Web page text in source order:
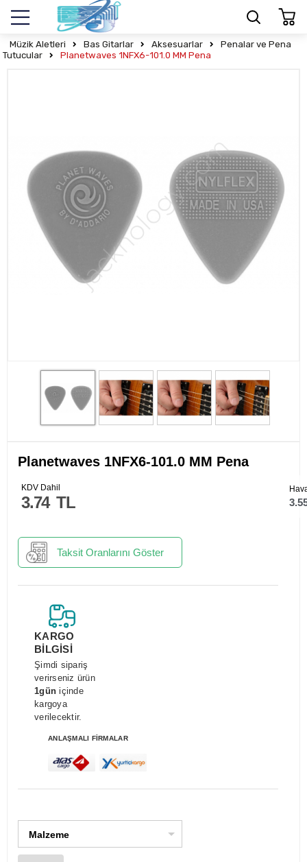
Müzik Aletleri Bas Gitarlar Aksesuarlar
Penalar ve Pena
Tutucular
Planetwaves 1NFX6-101.0 MM Pena
Planetwaves 1NFX6-101.0 MM Pena
3.74 TL
KDV Dahil
Taksit Oranlarını Göster
KARGO
BİLGİSİ
Şimdi sipariş
verirseniz ürün
1gün içinde
kargoya
verilecektir.
ANLAŞMALI FİRMALAR
Malzeme